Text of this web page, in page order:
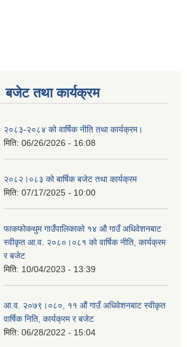
बजेट तथा कार्यक्रम
२०८३-२०८४ को वार्षिक नीति तथा कार्यक्रम।
मिति: 06/26/2026 - 16:08
२०८२।०८३ को बार्षिक बजेट तथा कार्यक्रम
मिति: 07/17/2025 - 10:00
फाकफोकथुम गाउँपालिकाको १४ औ गाउँ अधिवेशनबाट
स्वीकृत आ.व. २०८०।०८१ को वार्षिक नीति, कार्यक्रम
र बजेट
मिति: 10/04/2023 - 13:39
आ.व. २०७९।०८०, ११ औं गाउँ अधिवेशनबाट स्वीकृत
वार्षिक निति, कार्यक्रम र बजेट
मिति: 06/28/2022 - 15:04